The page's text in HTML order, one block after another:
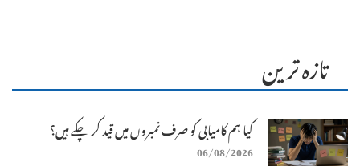
تازہ ترین
کیا ہم کامیابی کو صرف نمبروں میں قید کر چکے ہیں؟
06/08/2026